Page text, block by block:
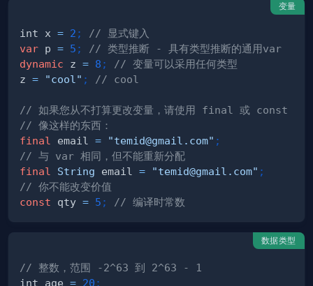
变量
int x = 2 ;
// 显式键入
var p = 5 ;
// 类型推断 - 具有类型推断的通用var
dynamic z = 8 ;
// 变量可以采用任何类型
z = "cool" ; // cool
// 如果您从不打算更改变量，请使用 final 或 const
// 像这样的东西：
final
email = "temid@gmail.com" ;
// 与 var 相同，但不能重新分配
final
String email = "temid@gmail.com" ;
// 你不能改变价值
const qty = 5 ; // 编译时常数
数据类型
// 整数，范围 -2^63 到 2^63 - 1
int age = 20 ;